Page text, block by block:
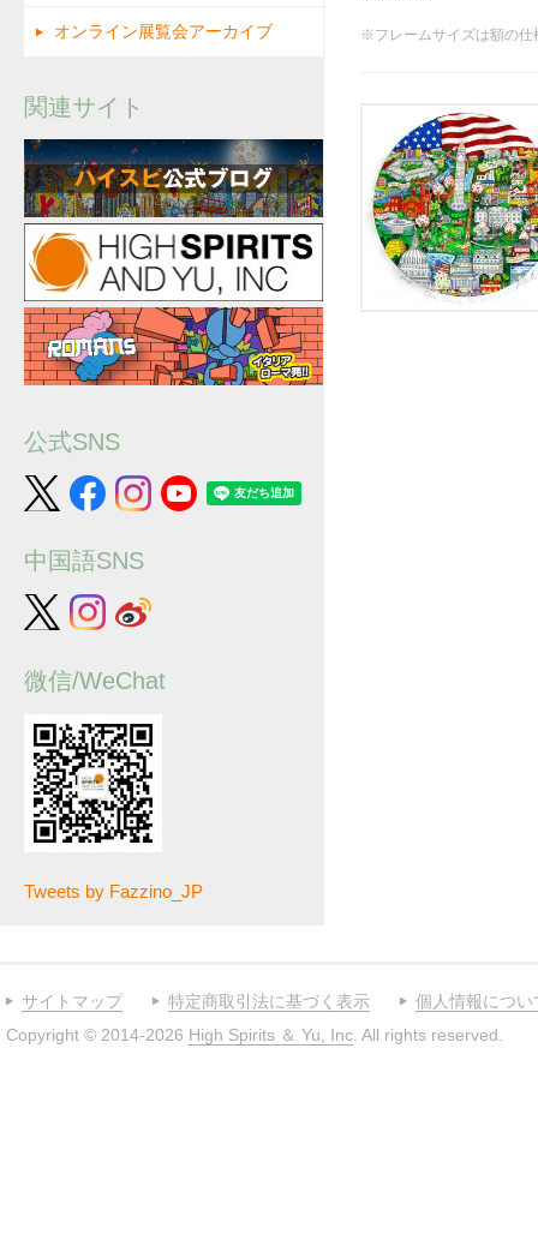
※フレームサイズは額の仕
オンライン展覧会アーカイブ
関連サイト
公式SNS
中国語SNS
微信/WeChat
Tweets by Fazzino_JP
サイトマップ 特定商取引法に基づく表示
個人情報につい
Copyright © 2014-2026 High Spirits ＆ Yu, Inc . All rights reserved.